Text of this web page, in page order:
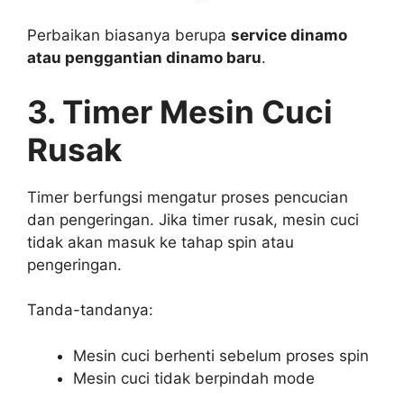
Perbaikan biasanya berupa service dinamo
atau penggantian dinamo baru.
3. Timer Mesin Cuci
Rusak
Timer berfungsi mengatur proses pencucian
dan pengeringan. Jika timer rusak, mesin cuci
tidak akan masuk ke tahap spin atau
pengeringan.
Tanda-tandanya:
Mesin cuci berhenti sebelum proses spin
Mesin cuci tidak berpindah mode